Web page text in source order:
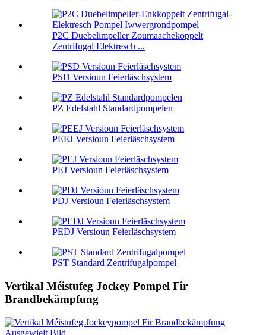
P2C Duebelimpeller Zoumaachekoppelt
Zentrifugal Elektresch ...
PSD Versioun Feierläschsystem
PZ Edelstahl Standardpompelen
PEEJ Versioun Feierläschsystem
PEJ Versioun Feierläschsystem
PDJ Versioun Feierläschsystem
PEDJ Versioun Feierläschsystem
PST Standard Zentrifugalpompel
Vertikal Méistufeg Jockey Pompel Fir
Brandbekämpfung